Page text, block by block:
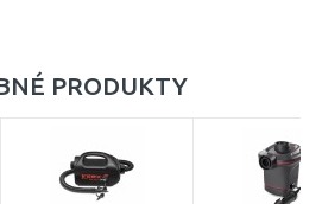
PRODUKTY